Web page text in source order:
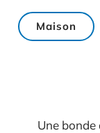
Maison
Une bonde